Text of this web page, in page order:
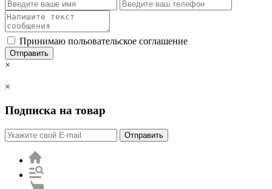
Принимаю польовательское соглашение
Отправить
×
×
Подписка на товар
Отправить